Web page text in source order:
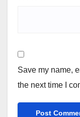
Save my name,
the next time I